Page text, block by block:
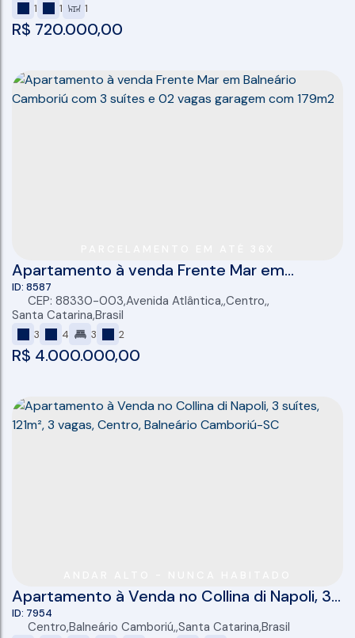
R$ 720.000,00
1 1 1
Apartamento à venda Frente Mar em
Balneário Camboriú com 3 suítes e 02 vagas
garagem com 179m2
R$ 4.000.000,00
8587
CEP: 88330-003,Avenida Atlântica ,Centro,,
Santa Catarina,Brasil
3 4 3 2
Apartamento à Venda no Collina di Napoli, 3
suítes, 121m², 3 vagas, Centro, Balneário
7954
Centro,Balneário Camboriú ,Santa Catarina,Brasil